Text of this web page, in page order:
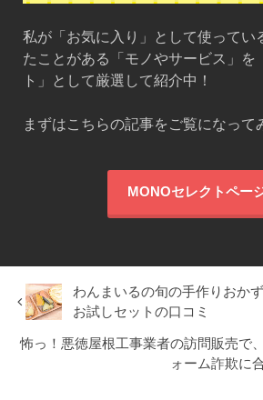
私が「お気に入り」として使ってい
たことがある「モノやサービス」を
ト」として厳選して紹介中！
まずはこちらの記事をご覧になって
MONOセレクトペー
わんまいるの旬の手作りおか
お試しセットの口コミ
怖っ！悪徳屋根工事業者の訪問販売で
ォーム詐欺に